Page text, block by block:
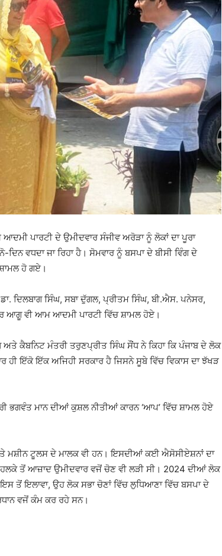
ਪਾਰਟੀ ਦੇ ਉਮੀਦਵਾਰ ਸੰਜੀਵ ਅਰੋੜਾ ਨੂੰ ਲੋਕਾਂ ਦਾ ਪੂਰਾ
ਦਿਨ ਵਧਦਾ ਜਾ ਰਿਹਾ ਹੈ। ਸੋਮਵਾਰ ਨੂੰ ਬਸਪਾ ਦੇ ਬੀਸੀ ਵਿੰਗ ਦੇ
ਹੋ ਗਏ।
ਦਿਲਬਾਗ ਸਿੰਘ, ਸਬਾ ਦੁੱਗਲ, ਪ੍ਰੀਤਮ ਸਿੰਘ, ਬੀ.ਐਸ. ਪਨੇਸਰ,
ਆਗੂ ਵੀ ਆਮ ਆਦਮੀ ਪਾਰਟੀ ਵਿੱਚ ਸ਼ਾਮਲ ਹੋਏ।
ਕੈਬਨਿਟ ਮੰਤਰੀ ਤਰੁਣਪ੍ਰੀਤ ਸਿੰਘ ਸੌਂਧ ਨੇ ਕਿਹਾ ਕਿ ਪੰਜਾਬ ਦੇ ਲੋਕ
ਹੀ ਇੱਕੋ ਇੱਕ ਅਜਿਹੀ ਸਰਕਾਰ ਹੈ ਜਿਸਨੇ ਸੂਬੇ ਵਿੱਚ ਵਿਕਾਸ ਦਾ ਝੱਖੜ
ਭਗਵੰਤ ਮਾਨ ਦੀਆਂ ਕੁਸ਼ਲ ਨੀਤੀਆਂ ਕਾਰਨ ‘ਆਪ’ ਵਿੱਚ ਸ਼ਾਮਲ ਹੋਏ
ਮਸ਼ੀਨ ਟੂਲਸ ਦੇ ਮਾਲਕ ਵੀ ਹਨ। ਇਸਦੀਆਂ ਕਈ ਐਸੋਸੀਏਸ਼ਨਾਂ ਦਾ
ਤੋਂ ਆਜ਼ਾਦ ਉਮੀਦਵਾਰ ਵਜੋਂ ਚੋਣ ਵੀ ਲੜੀ ਸੀ। 2024 ਦੀਆਂ ਲੋਕ
ਤੋਂ ਇਲਾਵਾ, ਉਹ ਲੋਕ ਸਭਾ ਚੋਣਾਂ ਵਿੱਚ ਲੁਧਿਆਣਾ ਵਿੱਚ ਬਸਪਾ ਦੇ
ਵਜੋਂ ਕੰਮ ਕਰ ਰਹੇ ਸਨ।